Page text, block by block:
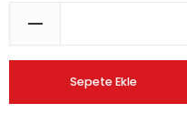
Sepete Ekle